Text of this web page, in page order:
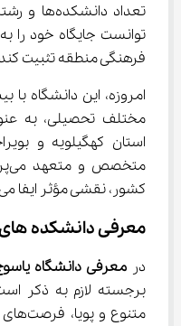
فرهنگی منطقه تثبیت
استان کهگیلویه و
کشور، نقشی مؤثر ایفا
معرفی دانشکده ‌های دانشگاه یاسوج
در معرفی دانشگاه